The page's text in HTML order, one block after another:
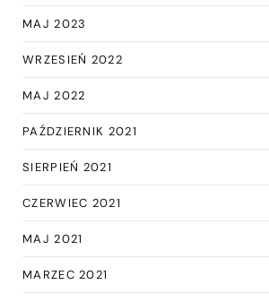
MAJ 2023
WRZESIEŃ 2022
MAJ 2022
PAŹDZIERNIK 2021
SIERPIEŃ 2021
CZERWIEC 2021
MAJ 2021
MARZEC 2021